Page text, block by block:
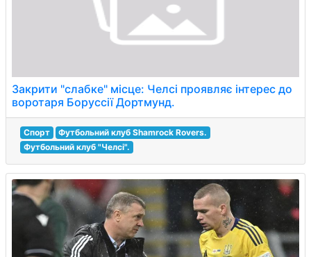
Закрити "слабке" місце: Челсі проявляє інтерес до
воротаря Боруссії Дортмунд.
Спорт
Футбольний клуб Shamrock Rovers.
Футбольний клуб "Челсі".